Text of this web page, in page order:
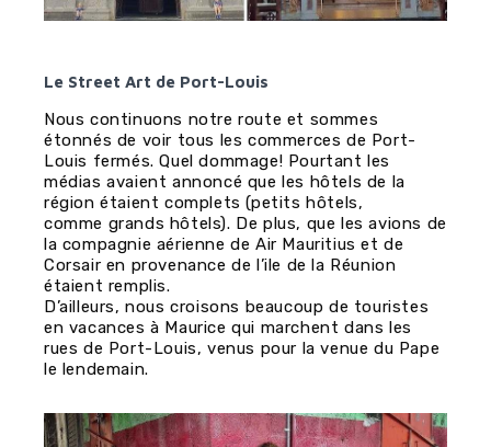
Le Street Art de Port-Louis
Nous continuons notre route et sommes
étonnés de voir tous les commerces de Port-
Louis fermés. Quel dommage! Pourtant les
médias avaient annoncé que les hôtels de la
région étaient complets (petits hôtels,
comme grands hôtels). De plus, que les avions de
la compagnie aérienne de Air Mauritius et de
Corsair en provenance de l’ile de la Réunion
étaient remplis.
D’ailleurs, nous croisons beaucoup de touristes
en vacances à Maurice qui marchent dans les
rues de Port-Louis, venus pour la venue du Pape
le lendemain.